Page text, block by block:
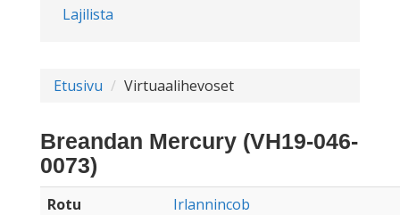
Lajilista
Etusivu Virtuaalihevoset
Breandan Mercury (VH19-046-
0073)
Rotu
Irlannincob